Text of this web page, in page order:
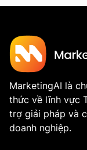
MarketingAI là
thức về lĩnh vực
trợ giải pháp và
doanh nghiệp.